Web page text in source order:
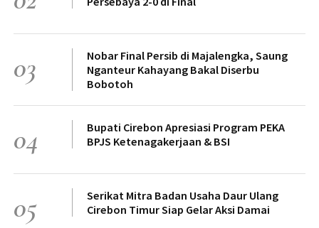
03
Nobar Final Persib di Majalengka, Saung
Nganteur Kahayang Bakal Diserbu
Bobotoh
04
Bupati Cirebon Apresiasi Program PEKA
BPJS Ketenagakerjaan & BSI
05
Serikat Mitra Badan Usaha Daur Ulang
Cirebon Timur Siap Gelar Aksi Damai